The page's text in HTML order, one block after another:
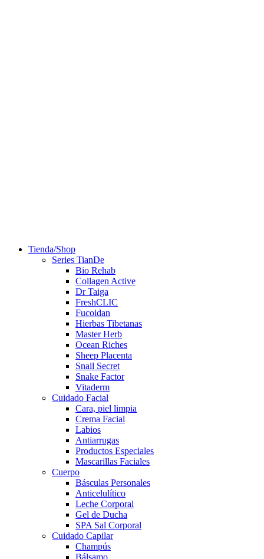
Tienda/Shop
Series TianDe
Bio Rehab
Collagen Active
Dr Taiga
FreshCLIC
Fucoidan
Hierbas Tibetanas
Master Herb
Ocean Riches
Sheep Placenta
Snail Secret
Snake Factor
Vitaderm
Cuidado Facial
Cara, piel limpia
Crema Facial
Labios
Antiarrugas
Productos Especiales
Mascarillas Faciales
Cuerpo
Básculas Personales
Anticelulítico
Leche Corporal
Gel de Ducha
SPA Sal Corporal
Cuidado Capilar
Champús
Bálsamo